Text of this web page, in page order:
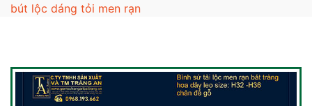
bút lộc dáng tỏi men rạn